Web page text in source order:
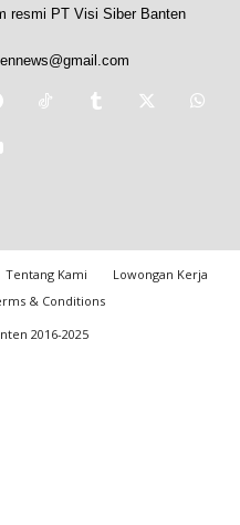
resmi PT Visi Siber Banten
Tentang Kami
Lowongan Kerja
& Conditions
2016-2025